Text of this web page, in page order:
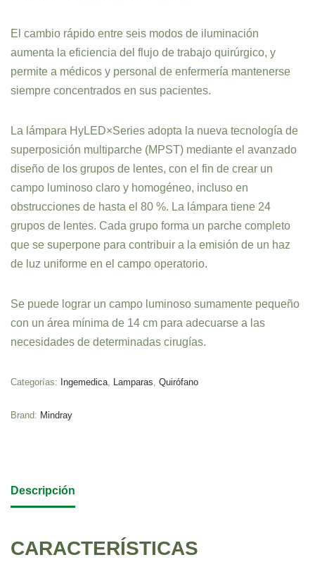
El cambio rápido entre seis modos de iluminación
aumenta la eficiencia del flujo de trabajo quirúrgico, y
permite a médicos y personal de enfermería mantenerse
siempre concentrados en sus pacientes.
La lámpara HyLED×Series adopta la nueva tecnología de
superposición multiparche (MPST) mediante el avanzado
diseño de los grupos de lentes, con el fin de crear un
campo luminoso claro y homogéneo, incluso en
obstrucciones de hasta el 80 %. La lámpara tiene 24
grupos de lentes. Cada grupo forma un parche completo
que se superpone para contribuir a la emisión de un haz
de luz uniforme en el campo operatorio.
Se puede lograr un campo luminoso sumamente pequeño
con un área mínima de 14 cm para adecuarse a las
necesidades de determinadas cirugías.
Categorías: Ingemedica, Lamparas, Quirófano
Brand: Mindray
Descripción
CARACTERÍSTICAS